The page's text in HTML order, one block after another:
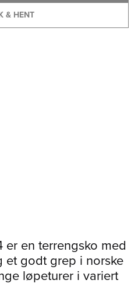
& HENT
er en terrengsko med
et godt grep i norske
løpeturer i variert